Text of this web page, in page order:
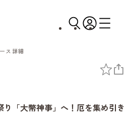
ス詳細
り「大幣神事」へ！厄を集め引き